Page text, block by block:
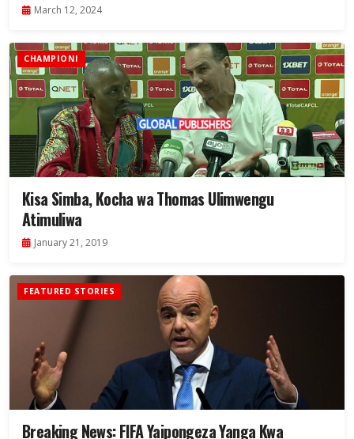
March 12, 2024
CHAMPIONI
Kisa Simba, Kocha wa Thomas Ulimwengu
Atimuliwa
January 21, 2019
FEATURED STORIES
Breaking News: FIFA Yaipongeza Yanga Kwa